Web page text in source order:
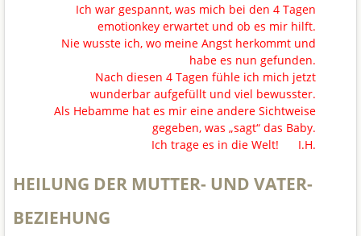
Ich war gespannt, was mich bei den 4 Tagen
emotionkey erwartet und ob es mir hilft.
Nie wusste ich, wo meine Angst herkommt und
habe es nun gefunden.
Nach diesen 4 Tagen fühle ich mich jetzt
wunderbar aufgefüllt und viel bewusster.
Als Hebamme hat es mir eine andere Sichtweise
gegeben, was „sagt“ das Baby.
Ich trage es in die Welt! I.H.
HEILUNG DER MUTTER- UND VATER-
BEZIEHUNG